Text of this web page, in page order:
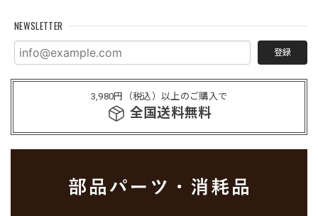
NEWSLETTER
登録
3,980円（税込）以上のご購入で
全国送料無料